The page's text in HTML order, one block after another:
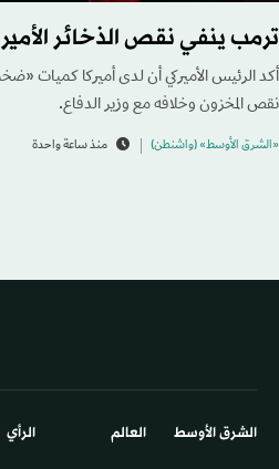
ترمب ينفي نقص الذخائر
أكد الرئيس الأميركي أن لدى أميركا كميات
نقص المخزون وخلافه مع وزير الدفاع.
«الشرق الأوسط» (واشنطن) منذ ساعة واحدة
الشرق الأوسط​ العالم الرأي